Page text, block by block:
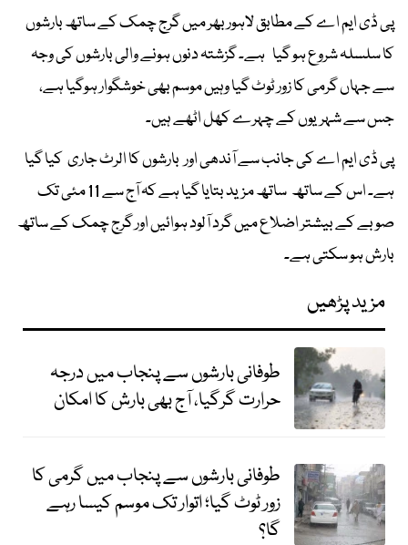
پی ڈی ایم اے کے مطابق لاہور بھر میں گرج چمک کے ساتھ بارشوں
کا سلسلہ شروع ہو گیا ہے۔ گزشتہ دنوں ہونے والی بارشوں کی وجہ
سے جہاں گرمی کا زور ٹوٹ گیا وہیں موسم بھی خوشگوار ہوگیا ہے،
جس سے شہریوں کے چہرے کھل اٹھے ہیں۔
پی ڈی ایم اے کی جانب سے آندھی اور بارشوں کا الرٹ جاری کیا گیا
ہے۔ اس کے ساتھ ساتھ مزید بتایا گیا ہے کہ آج سے 11 مئی تک
صوبے کے بیشتر اضلاع میں گرد آلود ہوائیں اور گرج چمک کے ساتھ
بارش ہو سکتی ہے۔
مزید پڑھیں
طوفانی بارشوں سے پنجاب میں درجہ
حرارت گرگیا، آج بھی بارش کا امکان
طوفانی بارشوں سے پنجاب میں گرمی کا
زور ٹوٹ گیا؛ اتوار تک موسم کیسا رہے
گا؟